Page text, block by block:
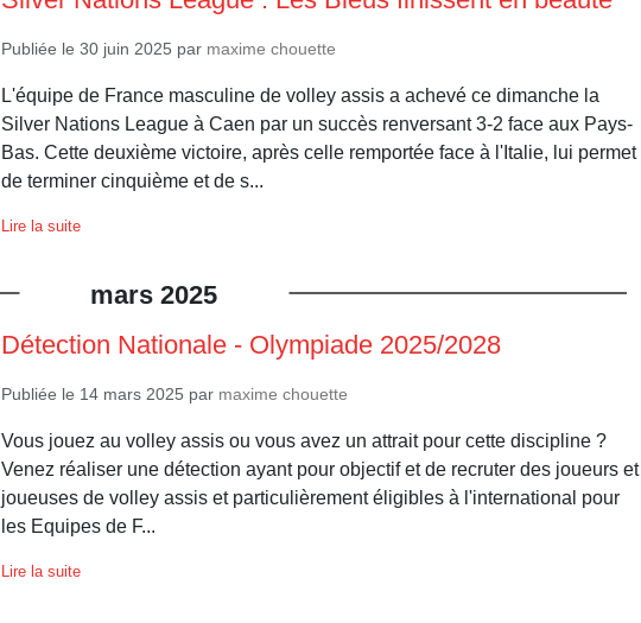
Publiée le 30 juin 2025 par maxime chouette
L'équipe de France masculine de volley assis a achevé ce dimanche la
Silver Nations League à Caen par un succès renversant 3-2 face aux Pays-
Bas. Cette deuxième victoire, après celle remportée face à l'Italie, lui permet
de terminer cinquième et de s...
Lire la suite
mars 2025
Détection Nationale - Olympiade 2025/2028
Publiée le 14 mars 2025 par maxime chouette
Vous jouez au volley assis ou vous avez un attrait pour cette discipline ?
Venez réaliser une détection ayant pour objectif et de recruter des joueurs et
joueuses de volley assis et particulièrement éligibles à l'international pour
les Equipes de F...
Lire la suite